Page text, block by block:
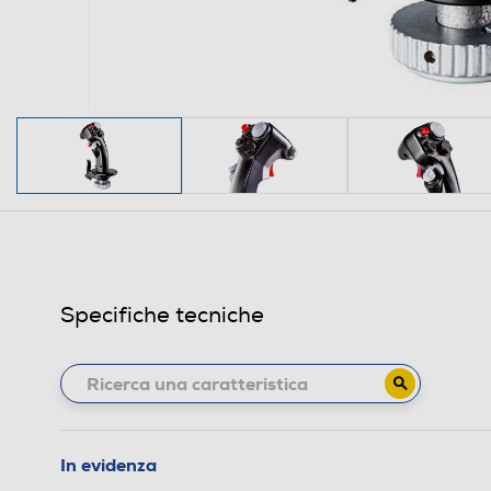
Specifiche tecniche
In evidenza